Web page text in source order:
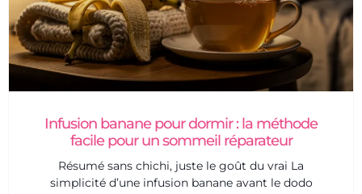
Infusion banane pour dormir : la méthode
facile pour un sommeil réparateur
Résumé sans chichi, juste le goût du vrai La
simplicité d’une infusion banane avant le dodo